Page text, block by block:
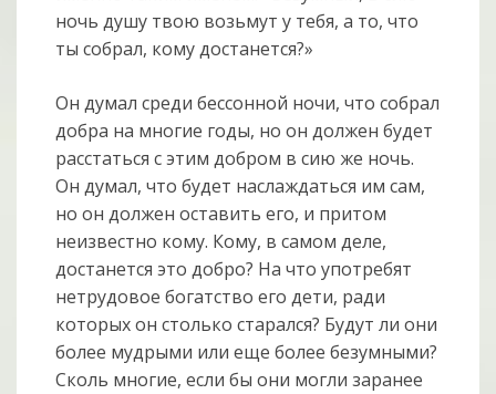
ночь душу твою возьмут у тебя, а то, что
ты собрал, кому достанется?»
Он думал среди бессонной ночи, что собрал
добра на многие годы, но он должен будет
расстаться с этим добром в сию же ночь.
Он думал, что будет наслаждаться им сам,
но он должен оставить его, и притом
неизвестно кому. Кому, в самом деле,
достанется это добро? На что употребят
нетрудовое богатство его дети, ради
которых он столько старался? Будут ли они
более мудрыми или еще более безумными?
Сколь многие, если бы они могли заранее